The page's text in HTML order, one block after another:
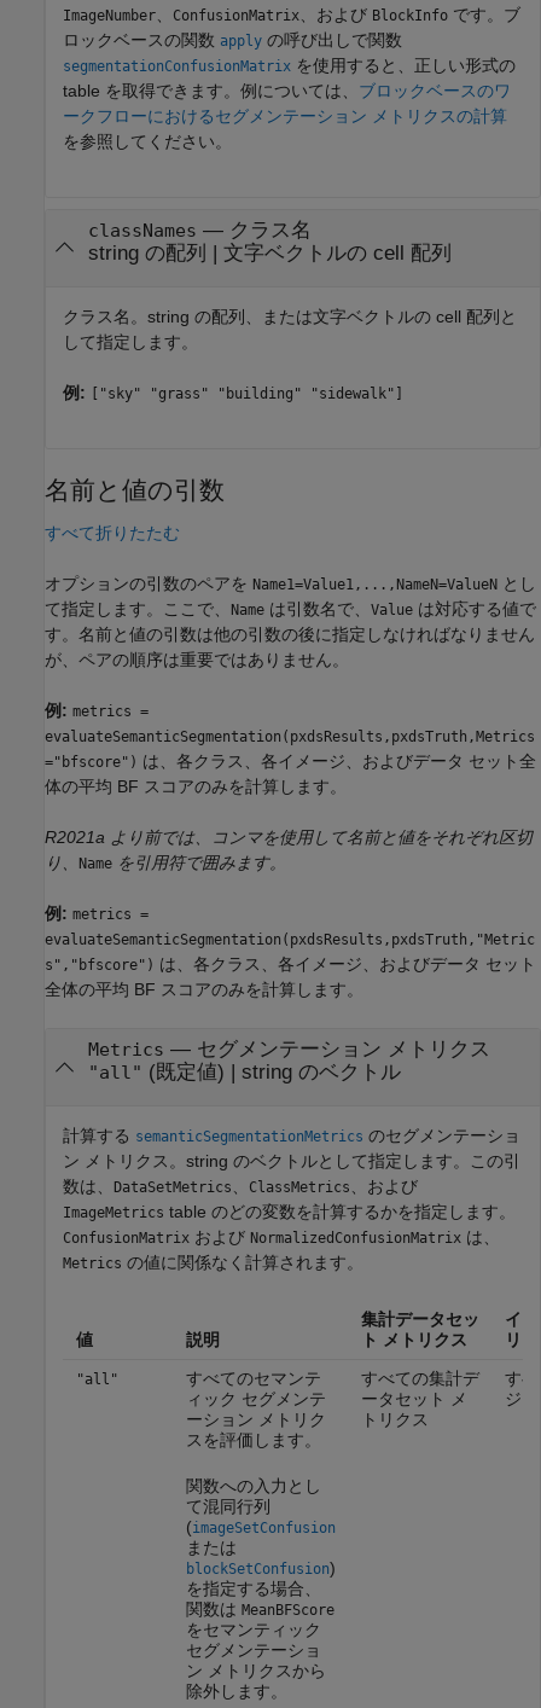
ImageNumber ConfusionMatrix 、および BlockInfo です。ブ
ロックベースの関数 apply の呼び出しで関数
segmentationConfusionMatrix を使用すると、正しい形式の
table を取得できます。例については、 ブロックベースのワ
ークフローにおけるセグメンテーション メトリクスの計算
を参照してください。
classNames — クラス名
string の配列 | 文字ベクトルの cell 配列
クラス名。string の配列、または文字ベクトルの cell 配列と
して指定します。
例: ["sky" "grass" "building" "sidewalk"]
名前と値の引数
すべて折りたたむ
オプションの引数のペアを Name1=Value1,...,NameN=ValueN とし
て指定します。ここで、
Name は引数名で、 Value は対応する値で
す。名前と値の引数は他の引数の後に指定しなければなりません
が、ペアの順序は重要ではありません。
例: metrics =
evaluateSemanticSegmentation(pxdsResults,pxdsTruth,Metrics
="bfscore") は、各クラス、各イメージ、およびデータ セット全
体の平均 BF スコアのみを計算します。
R2021a より前では、コンマを使用して名前と値をそれぞれ区切
り、
Name を引用符で囲みます。
例: metrics =
evaluateSemanticSegmentation(pxdsResults,pxdsTruth,"Metric
s","bfscore") は、各クラス、各イメージ、およびデータ セット
全体の平均 BF スコアのみを計算します。
Metrics — セグメンテーション メトリクス
"all" (既定値) | string のベクトル
計算する semanticSegmentationMetrics のセグメンテーショ
ン メトリクス。string のベクトルとして指定します。この引
数は、
DataSetMetrics 、 ClassMetrics 、および
ImageMetrics table のどの変数を計算するかを指定します。
ConfusionMatrix および NormalizedConfusionMatrix は、
Metrics の値に関係なく計算されます。
値 説明
集計データセッ
ト メトリクス
イ
リ
"all"
すべてのセマンテ
ィック セグメンテ
ーション メトリク
スを評価します。
関数への入力とし
て混同行列
(imageSetConfusion
または
blockSetConfusion)
を指定する場合、
関数は MeanBFScore
をセマンティック
セグメンテーショ
ン メトリクスから
除外します。
すべての集計デ
ータセット メ
トリクス
す
ジ